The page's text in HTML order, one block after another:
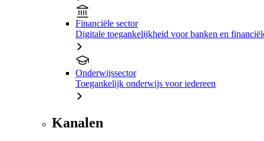
Financiële sector
Digitale toegankelijkheid voor banken en
Onderwijssector
Toegankelijk onderwijs voor iedereen
Kanalen